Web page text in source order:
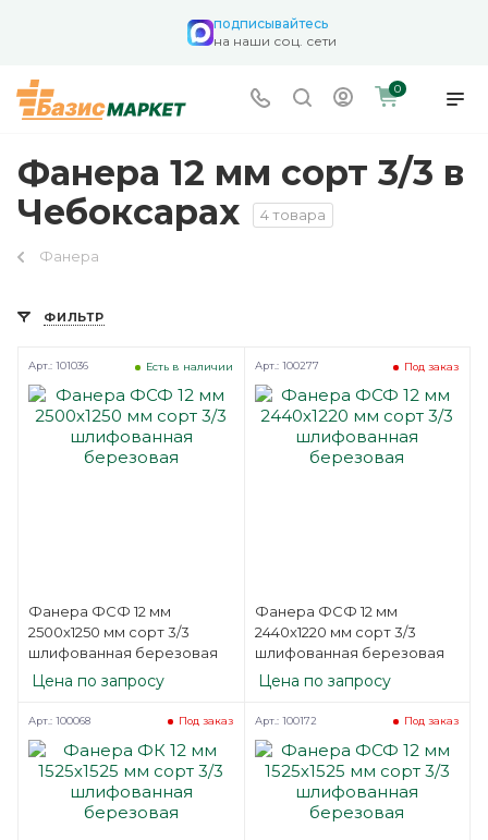
подписывайтесь
на наши соц. сети
0
Фанера 12 мм сорт 3/3 в
Чебоксарах
4 товара
Фанера
ФИЛЬТР
Фанера ФСФ 12 мм
2500х1250 мм сорт 3/3
шлифованная березовая
Есть в наличии
Арт.: 101036
Цена по запросу
Фанера ФСФ 12 мм
2440х1220 мм сорт 3/3
шлифованная березовая
Под заказ
Арт.: 100277
Цена по запросу
Под заказ
Арт.: 100068 Под заказ
Арт.: 100172